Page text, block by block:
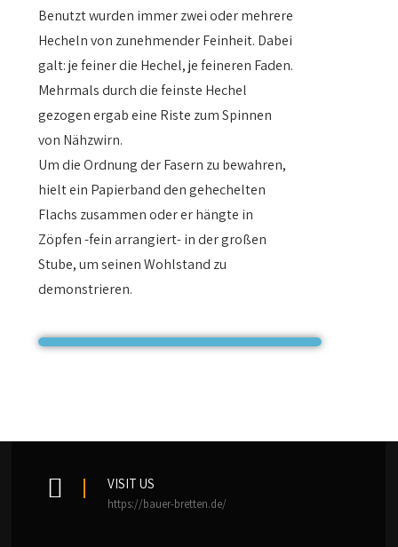
Benutzt wurden immer zwei oder mehrere
Hecheln von zunehmender Feinheit. Dabei
galt: je feiner die Hechel, je feineren Faden.
Mehrmals durch die feinste Hechel
gezogen ergab eine Riste zum Spinnen
von Nähzwirn.
Um die Ordnung der Fasern zu bewahren,
hielt ein Papierband den gehechelten
Flachs zusammen oder er hängte in
Zöpfen -fein arrangiert- in der großen
Stube, um seinen Wohlstand zu
demonstrieren.
VISIT US
https://bauer-bretten.de/